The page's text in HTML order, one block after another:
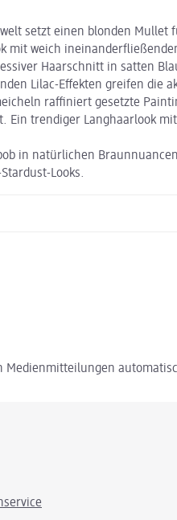
setzt einen blonden Mullet
mit weich
Haarschnitt in satten
Lilac-Effekten greifen die
raffiniert gesetzte
Ein trendiger Langhaarlook
in natürlichen
Looks.
Medienmitteilungen